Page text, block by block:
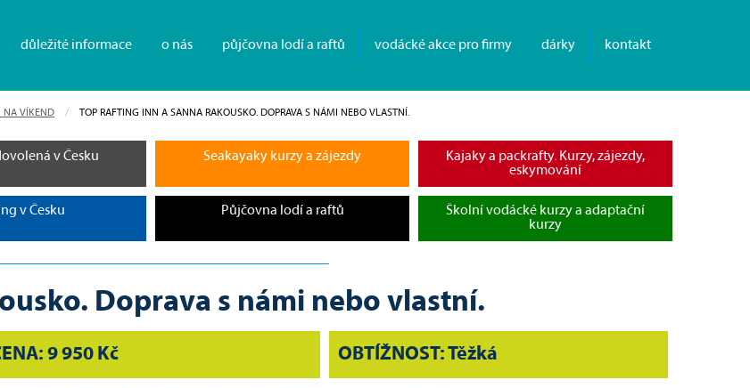
důležité informace o nás půjčovna lodí a raftů vodácké akce pro firmy dárky kontakt
NA VÍKEND CURRENT:
TOP RAFTING INN A SANNA RAKOUSKO. DOPRAVA S NÁMI NEBO VLASTNÍ.
v Česku Seakayaky kurzy a zájezdy
Kajaky a packrafty. Kurzy, zájezdy,
eskymování
v Česku Půjčovna lodí a raftů
Školní vodácké kurzy a adaptační
kurzy
Doprava s námi nebo vlastní.
9 950 Kč OBTÍŽNOST: Těžká